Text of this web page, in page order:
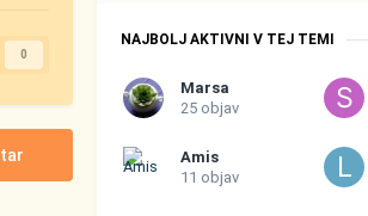
0
NAJBOLJ AKTIVNI V TEJ TEMI
Marsa
25 objav
Amis
11 objav